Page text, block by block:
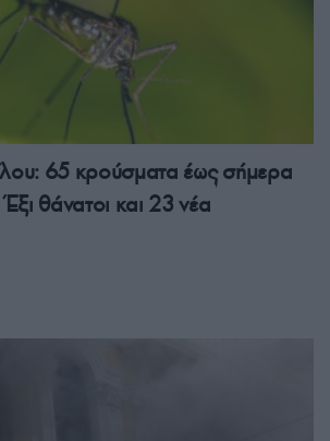
65 κρούσματα έως σήμερα
θάνατοι και 23 νέα